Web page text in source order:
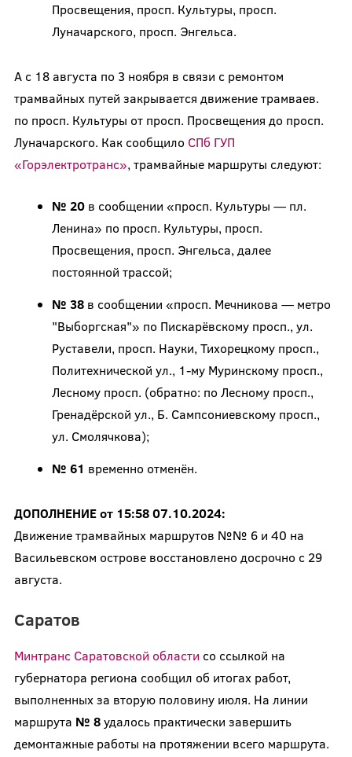
Просвещения, просп. Культуры, просп.
Луначарского, просп. Энгельса.
А с 18 августа по 3 ноября в связи с ремонтом
трамвайных путей закрывается движение трамваев.
по просп. Культуры от просп. Просвещения до просп.
Луначарского. Как сообщило СПб ГУП
«Горэлектротранс», трамвайные маршруты следуют:
№ 20 в сообщении «просп. Культуры — пл.
Ленина» по просп. Культуры, просп.
Просвещения, просп. Энгельса, далее
постоянной трассой;
№ 38 в сообщении «просп. Мечникова — метро
"Выборгская"» по Пискарёвскому просп., ул.
Руставели, просп. Науки, Тихорецкому просп.,
Политехнической ул., 1-му Муринскому просп.,
Лесному просп. (обратно: по Лесному просп.,
Гренадёрской ул., Б. Сампсониевскому просп.,
ул. Смолячкова);
№ 61 временно отменён.
ДОПОЛНЕНИЕ от 15:58 07.10.2024:
Движение трамвайных маршрутов №№ 6 и 40 на
Васильевском острове восстановлено досрочно с 29
августа.
Саратов
Минтранс Саратовской области со ссылкой на
губернатора региона сообщил об итогах работ,
выполненных за вторую половину июля. На линии
маршрута № 8удалось практически завершить
демонтажные работы на протяжении всего маршрута.